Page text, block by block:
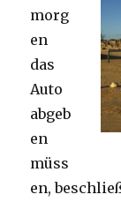
morg
en
das
Auto
abgeb
en
müss
en,